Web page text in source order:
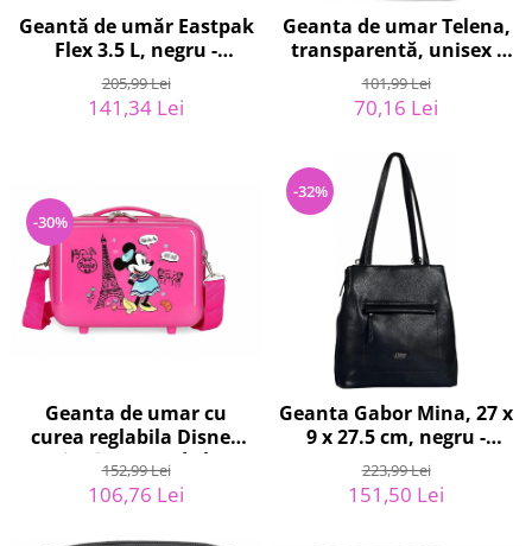
Playere, Boxe & Casti
Telescoape & Optica
Televizoare & accesorii
Cadouri
Curatenie si intretinere
Geantă de umăr Eastpak
Flex 3.5 L, negru -
RESIGILAT
205,99 Lei
141,34 Lei
Geanta de umar Telena,
transparentă, unisex -
RESIGILAT
101,99 Lei
70,16 Lei
-30%
Geanta de umar cu
curea reglabila Disney
Minnie Around The
World, 29 x 21 x 15 cm,
9.14 L - RESIGILAT
152,99 Lei
106,76 Lei
-32%
Geanta Gabor Mina, 27 x
9 x 27.5 cm, negru -
RESIGILAT
223,99 Lei
151,50 Lei